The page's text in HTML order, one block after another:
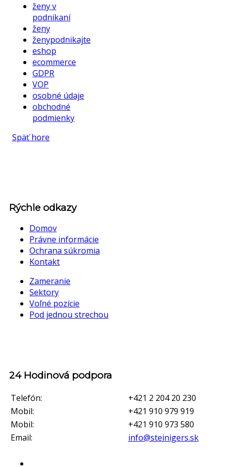
ženy v
podnikaní
ženy
ženypodnikajte
eshop
ecommerce
GDPR
VOP
osobné údaje
obchodné
podmienky
Späť hore
Rýchle odkazy
Domov
Právne informácie
Ochrana súkromia
Kontakt
Zameranie
Sektory
Voľné pozície
Pod jednou strechou
24 Hodinová podpora
Telefón:
+421 2 204 20 230
Mobil:
+421 910 979 919
Mobil:
+421 910 973 580
Email:
info@steinigers.sk